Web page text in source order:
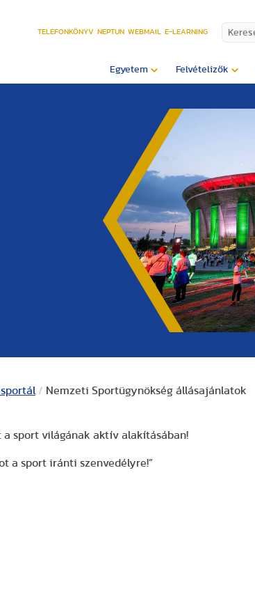
TELEFONKÖNYV NEPTUN WEBMAIL E-LEARNING
Egyetem Felvételizők
/ Nemzeti Sportügynökség állásajánlatok
a sport világának aktív alakításában!
a sport iránti szenvedélyre!”